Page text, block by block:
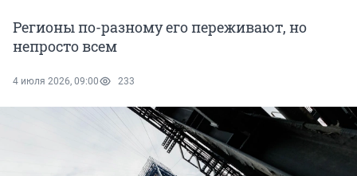
Регионы по-разному его переживают, но
непросто всем
4 июля 2026, 09:00 233